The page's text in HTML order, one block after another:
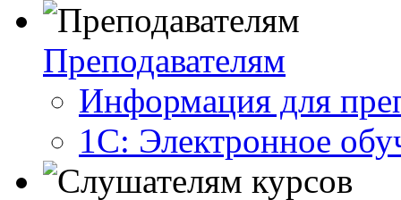
Преподавателям
Информация для
1С: Электронное